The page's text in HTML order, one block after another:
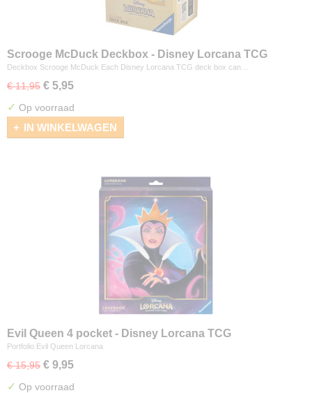
Scrooge McDuck Deckbox - Disney Lorcana TCG
Deckbox Scrooge McDuck Each Disney Lorcana TCG deck box can…
€ 11,95 € 5,95
✓ Op voorraad
IN WINKELWAGEN
Evil Queen 4 pocket - Disney Lorcana TCG
Portfolio Evil Queen Lorcana
€ 15,95 € 9,95
✓ Op voorraad